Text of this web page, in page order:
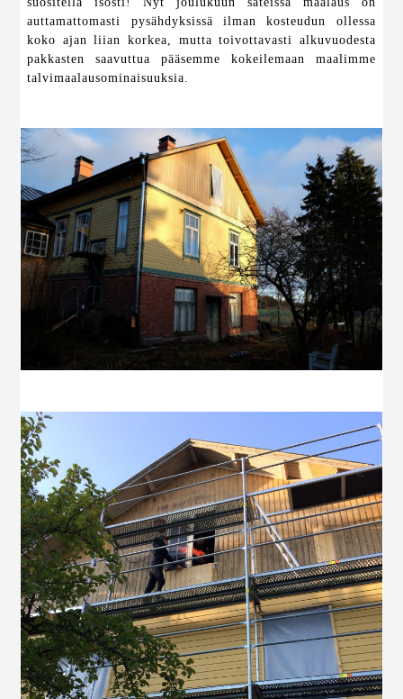
auttamattomasti pysähdyksissä ilman kosteudun ollessa
koko ajan liian korkea, mutta toivottavasti alkuvuodesta
pakkasten saavuttua pääsemme kokeilemaan maalimme
talvimaalausominaisuuksia.